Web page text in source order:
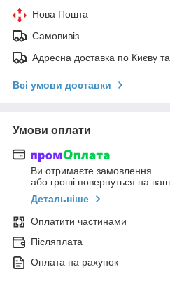
Нова Пошта
Самовивіз
Адресна доставка по Києву та
Всі умови доставки
Умови оплати
Ви отримаєте замовлення
або гроші повернуться на
Детальніше
Оплатити частинами
Післяплата
Оплата на рахунок